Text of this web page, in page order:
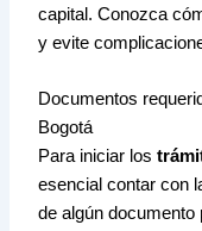
capital. Conozca
y evite
Documentos
Bogotá
Para iniciar los
esencial contar con
de algún documento